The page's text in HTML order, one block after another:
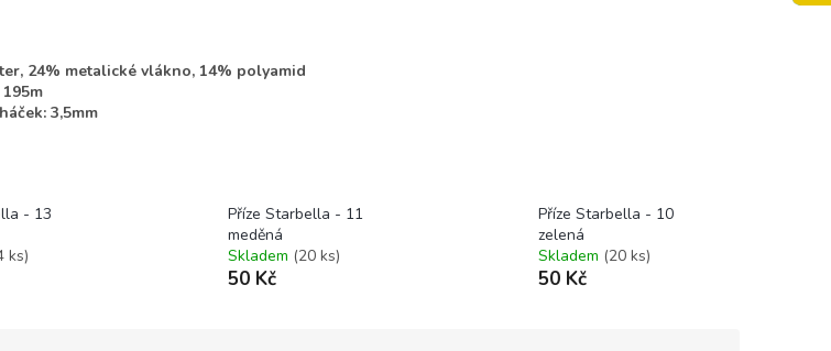
24% metalické vlákno, 14% polyamid
3,5mm
- 13
ks)
Příze Starbella - 11
meděná
Skladem (20 ks)
50 Kč
Příze Starbella - 10
zelená
Skladem (20 ks)
50 Kč